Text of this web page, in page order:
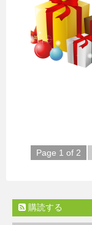
Page 1 of 2
購読する